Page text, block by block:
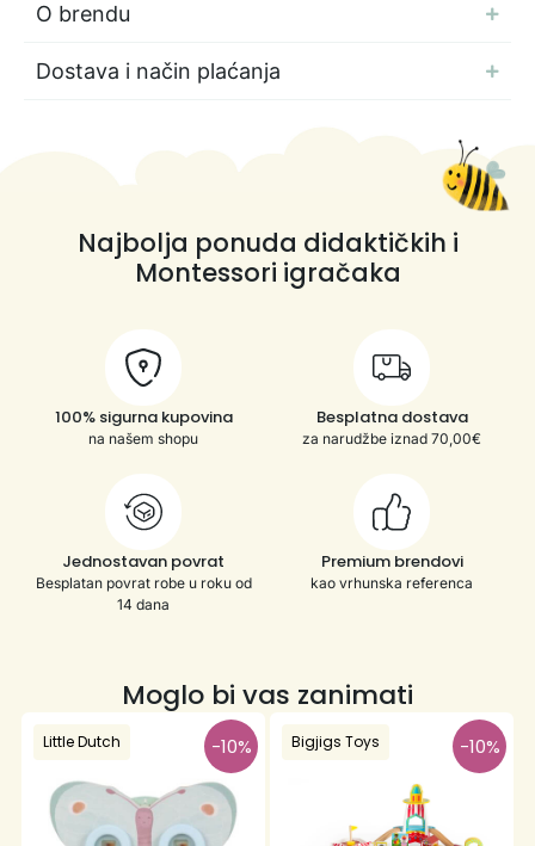
O brendu
Dostava i način plaćanja
Najbolja ponuda didaktičkih i
Montessori igračaka
100% sigurna kupovina
na našem shopu
Besplatna dostava
za narudžbe iznad 70,00€
Jednostavan povrat
Besplatan povrat robe u roku od
14 dana
Premium brendovi
kao vrhunska referenca
Moglo bi vas zanimati
Little Dutch -10% Bigjigs Toys -10%